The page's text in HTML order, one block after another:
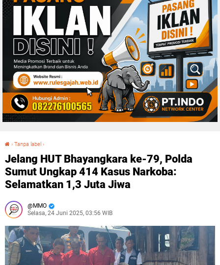
› Tanpa label ›
Jelang HUT Bhayangkara ke-79, Polda
Sumut Ungkap 414 Kasus Narkoba:
Selamatkan 1,3 Juta Jiwa
MMO
Selasa, 24 Juni 2025, 03:56 WIB